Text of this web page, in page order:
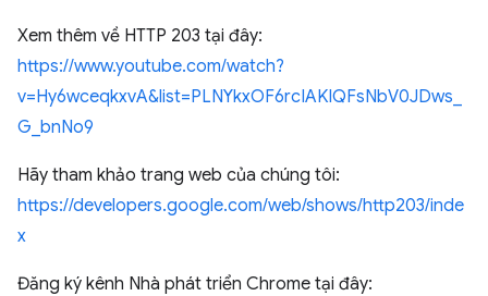
Xem thêm về HTTP 203 tại đây:
https://www.youtube.com/watch?
v=Hy6wceqkxvA&list=PLNYkxOF6rcIAKIQFsNbV0JDws_
G_bnNo9
Hãy tham khảo trang web của chúng tôi:
https://developers.google.com/web/shows/http203/inde
x
Đăng ký kênh Nhà phát triển Chrome tại đây: